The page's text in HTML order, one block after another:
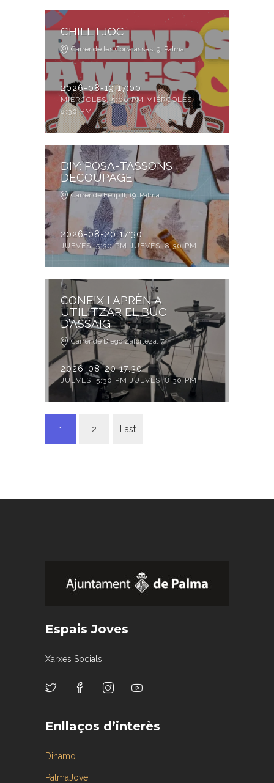
CHILL I JOC
Carrer de les Corralasses, 9. Palma
2026-08-19 17:00
MIÉRCOLES, 5:00 PM MIÉRCOLES,
8:30 PM
DIY: POSA-TASSONS
DECOUPAGE
Carrer de Felip II, 19. Palma
2026-08-20 17:30
JUEVES, 5:30 PM JUEVES, 8:30 PM
CONEIX I APRÈN A
UTILITZAR EL BUC
D’ASSAIG
Carrer de Diego Zaforteza, 7
2026-08-20 17:30
JUEVES, 5:30 PM JUEVES, 8:30 PM
1 2 Last
Espais Joves
Xarxes Socials
Enllaços d’interès
Dinamo
PalmaJove